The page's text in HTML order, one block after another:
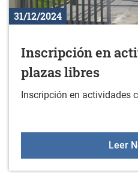
31/12/2024
Inscripción en
plazas libres
Inscripción en actividades
Leer